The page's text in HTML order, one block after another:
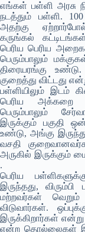
எங்கள் பள்ளி அரசு
நடத்தும் பள்ளி.
அதற்கு
கருங்கல்
பெரிய பெரிய
பெரும்பாலும்
திரையரங்கு
குறைத்து விட்டது
பள்ளியிலும் இடம்
பெரிய அக்கறை
பெரும்பாலும்
இருக்கும் பகுதி
உண்டு, அங்கு
வசதி
அருகில் இருக்கும்
.
பெரிய
இருந்தது,
மற்றவர்கள் வெறும்
விடுவார்கள்.
இருக்கிறார்கள்
என்ற தொல்லைகள்